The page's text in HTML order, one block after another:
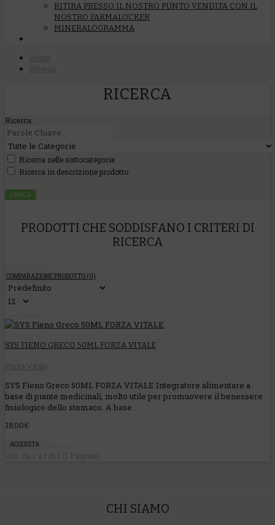
RITIRA PRESSO IL NOSTRO PUNTO VENDITA CON IL
NOSTRO FARMALOCKER
MINERALOGRAMMA
RICERCA
Ricerca:
Ricerca nelle sottocategorie
Ricerca in descrizione prodotto
PRODOTTI CHE SODDISFANO I CRITERI DI
RICERCA
COMPARAZIONE PRODOTTO (0)
SYS FIENO GRECO 50ML FORZA VITALE
SYS Fieno Greco 50ML FORZA VITALE Integratore alimentare a
base di piante medicinali, molto utile per promuovere il benessere
fisiologico dello stomaco. A base ..
18,00€
ACQUISTA
CHI SIAMO